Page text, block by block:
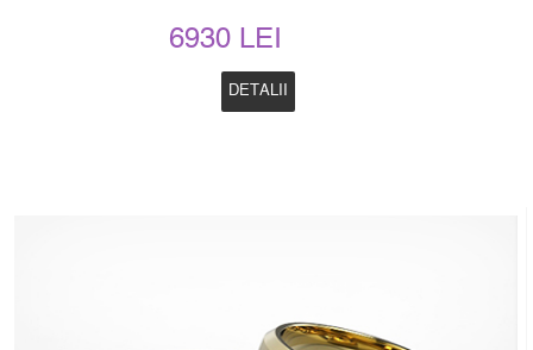
6930 LEI
DETALII